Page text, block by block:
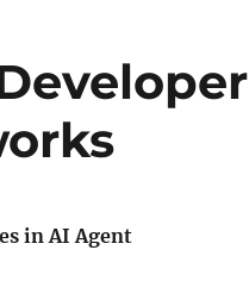
in AI Agent